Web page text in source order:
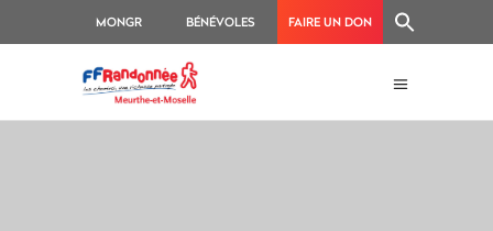
MONGR BÉNÉVOLES FAIRE UN DON